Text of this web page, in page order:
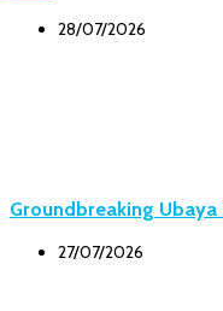
28/07/2026
Groundbreaking Ubaya
27/07/2026